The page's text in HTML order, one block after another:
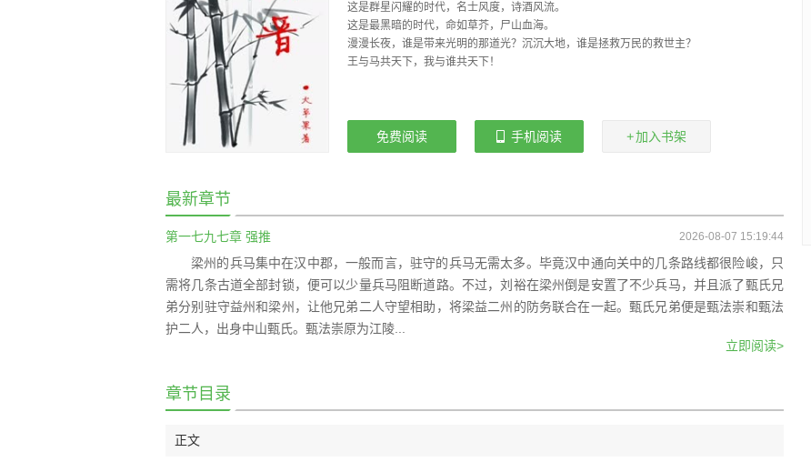
这是群星闪耀的时代，名士风度，诗酒风流。
这是最黑暗的时代，命如草芥，尸山血海。
漫漫长夜，谁是带来光明的那道光？沉沉大地，谁是拯救万民的救世主？
王与马共天下，我与谁共天下！
免费阅读 手机阅读 加入书架
最新章节
2026-08-07 15:19:44
第一七九七章 强推
梁州的兵马集中在汉中郡，一般而言，驻守的兵马无需太多。毕竟汉中通向关中的几条路线都很险峻，只
需将几条古道全部封锁，便可以少量兵马阻断道路。不过，刘裕在梁州倒是安置了不少兵马，并且派了甄氏兄
弟分别驻守益州和梁州，让他兄弟二人守望相助，将梁益二州的防务联合在一起。甄氏兄弟便是甄法崇和甄法
护二人，出身中山甄氏。甄法崇原为江陵...
立即阅读>
章节目录
正文